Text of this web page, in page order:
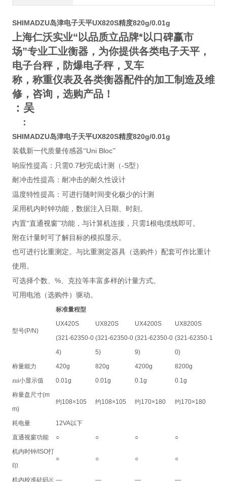
SHIMADZU岛津电子天平UX820S精度820g/0.01g
上海仁沃实业“以品质立品牌*以口碑赢市
场”专业工业衡器，为你提供各类电子天平，
电子台秤，防爆电子秤，叉车
称，称重仪表及各类衡器配件的加工制造及维
修，咨询，选购产品！
：吴
：
SHIMADZU岛津电子天平UX820S精度820g/0.01g
装载新一代质量传感器“Uni Bloc”
响应性提高：只需0.7秒完成计测（-S型）
耐冲击性提高：耐冲击的耐久性设计
温度特性提高：可进行随时间变化极少的计测
采用机内时钟功能，数据注入日期、时刻。
内置“直通视窗”功能，与计算机连接，只需1根电缆线即可。
附在计量时可了解目标的模拟显示。
也可进行比重测定。与比重测定器具（选购件）配套可作比重计
使用。
可选择个数、 %、克拉等丰富多样的计量方式。
可用电池（选购件）驱动。
型号(P/N)
标准量程型
UX420S
UX820S UX4200S
UX8200S
(321-62350-0
4)
(321-62350-0
5)
(321-62350-0
9)
(321-62350-1
0)
称量能力
420g 820g 4200g
8200g
zui小显示值
0.01g 0.01g 0.1g
0.1g
称量盘尺寸(m
m)
约108×105 约108×105 约170×180 约170×180
耗电量 12VA以下
直通视窗功能
○ ○ ○
○
机内时钟/ISO打
印
○ ○ ○ ○
机内校准砝码※ — — — —